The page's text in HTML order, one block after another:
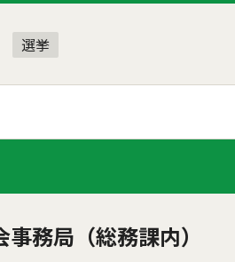
選挙
務局（総務課内）